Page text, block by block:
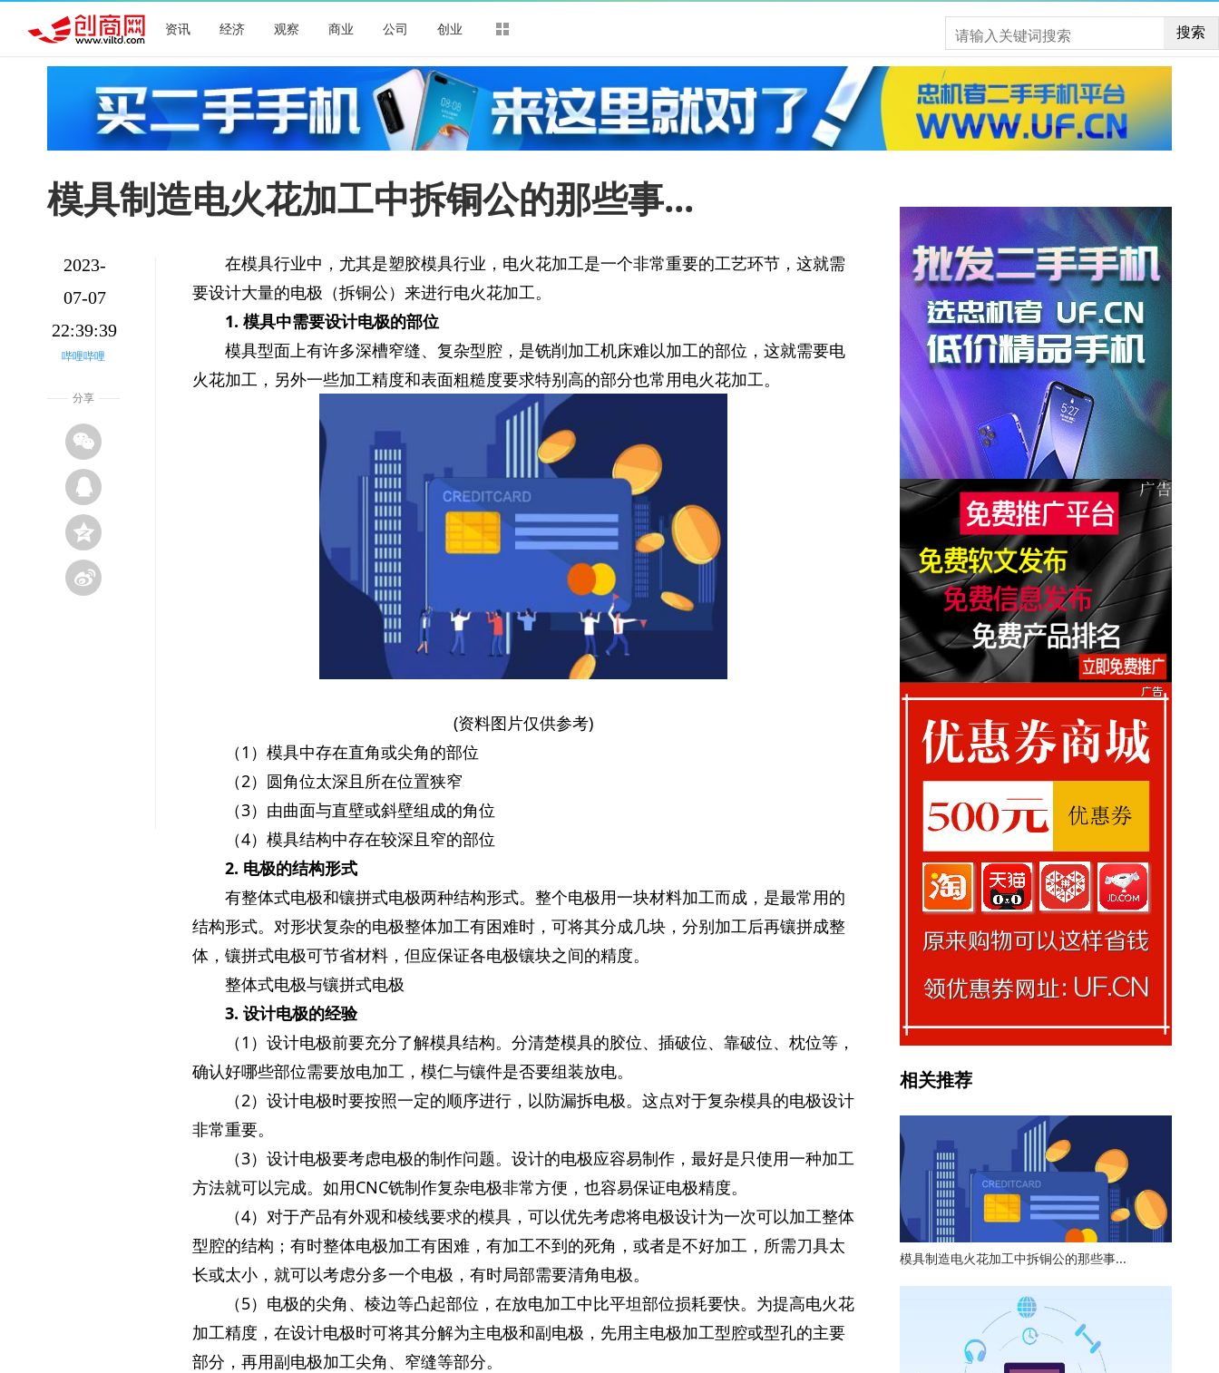
资讯 经济 观察 商业 公司 创业 搜索
模具制造电火花加工中拆铜公的那些事...
2023-
07-07
22:39:39
哔哩哔哩
分享
在模具行业中，尤其是塑胶模具行业，电火花加工是一个非常重要的工艺环节，这就需
要设计大量的电极（拆铜公）来进行电火花加工。
1. 模具中需要设计电极的部位
模具型面上有许多深槽窄缝、复杂型腔，是铣削加工机床难以加工的部位，这就需要电
火花加工，另外一些加工精度和表面粗糙度要求特别高的部分也常用电火花加工。
(资料图片仅供参考)
（1）模具中存在直角或尖角的部位
（2）圆角位太深且所在位置狭窄
（3）由曲面与直壁或斜壁组成的角位
（4）模具结构中存在较深且窄的部位
2. 电极的结构形式
有整体式电极和镶拼式电极两种结构形式。整个电极用一块材料加工而成，是最常用的
结构形式。对形状复杂的电极整体加工有困难时，可将其分成几块，分别加工后再镶拼成整
体，镶拼式电极可节省材料，但应保证各电极镶块之间的精度。
整体式电极与镶拼式电极
3. 设计电极的经验
（1）设计电极前要充分了解模具结构。分清楚模具的胶位、插破位、靠破位、枕位等，
确认好哪些部位需要放电加工，模仁与镶件是否要组装放电。
（2）设计电极时要按照一定的顺序进行，以防漏拆电极。这点对于复杂模具的电极设计
非常重要。
（3）设计电极要考虑电极的制作问题。设计的电极应容易制作，最好是只使用一种加工
方法就可以完成。如用CNC铣制作复杂电极非常方便，也容易保证电极精度。
（4）对于产品有外观和棱线要求的模具，可以优先考虑将电极设计为一次可以加工整体
型腔的结构；有时整体电极加工有困难，有加工不到的死角，或者是不好加工，所需刀具太
长或太小，就可以考虑分多一个电极，有时局部需要清角电极。
（5）电极的尖角、棱边等凸起部位，在放电加工中比平坦部位损耗要快。为提高电火花
加工精度，在设计电极时可将其分解为主电极和副电极，先用主电极加工型腔或型孔的主要
部分，再用副电极加工尖角、窄缝等部分。
相关推荐
模具制造电火花加工中拆铜公的那些事...